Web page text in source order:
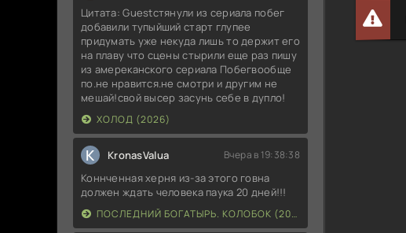
Цитата: Guestстянули из сериала побег
добавили тупыйший старт глупее
придумать уже некуда лишь то держит его
на плаву что сцены стырили еще раз пишу
из амереканского сериала Побегвообще
по.не нравится.не смотри и другим не
мешай!свой высер засунь себе в дупло!
ХОЛОД (2026)
K KronasValua Вчера в 19:38:38
Коннченная херня из-за этого говна
должен ждать человека паука 20 дней!!!
ПОСЛЕДНИЙ БОГАТЫРЬ. КОЛОБОК (2026)